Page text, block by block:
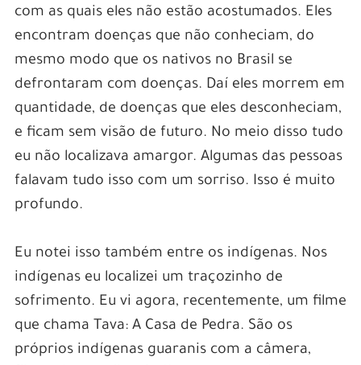
com as quais eles não estão acostumados. Eles
encontram doenças que não conheciam, do
mesmo modo que os nativos no Brasil se
defrontaram com doenças. Daí eles morrem em
quantidade, de doenças que eles desconheciam,
e ficam sem visão de futuro. No meio disso tudo
eu não localizava amargor. Algumas das pessoas
falavam tudo isso com um sorriso. Isso é muito
profundo.
Eu notei isso também entre os indígenas. Nos
indígenas eu localizei um traçozinho de
sofrimento. Eu vi agora, recentemente, um filme
que chama Tava: A Casa de Pedra. São os
próprios indígenas guaranis com a câmera,